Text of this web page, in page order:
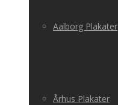
Aalborg Plakater
Århus Plakater